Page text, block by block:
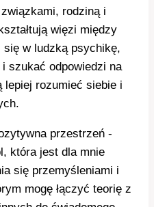
rodziną i
więzi między
się w ludzką psychikę,
szukać odpowiedzi na
lepiej rozumieć siebie i
przestrzeń -
która jest dla mnie
się przemyśleniami i
mogę łączyć teorię z